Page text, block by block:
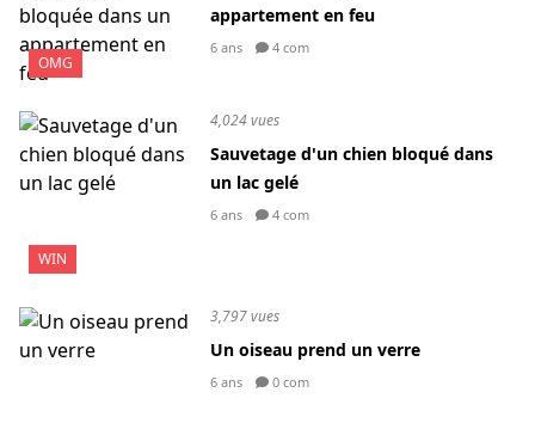
OMG
appartement en feu
6 ans 4 com
WIN
4,024 vues
Sauvetage d'un chien bloqué dans
un lac gelé
6 ans 4 com
3,797 vues
Un oiseau prend un verre
6 ans 0 com